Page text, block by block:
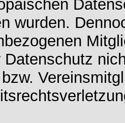
wurden.
Datenschutz